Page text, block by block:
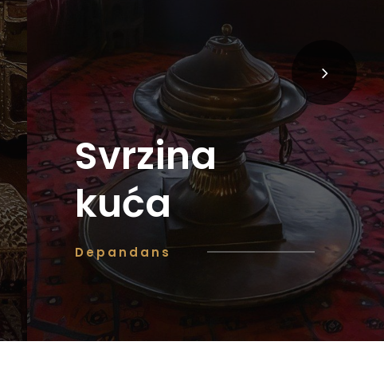
Svrzina
kuća
Depandans